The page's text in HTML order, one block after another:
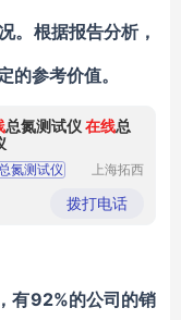
。根据报告分析，
的参考价值。
总氮测试仪在线总
氮测试仪
上海拓西
有限公司
拨打电话
有92%的公司的销